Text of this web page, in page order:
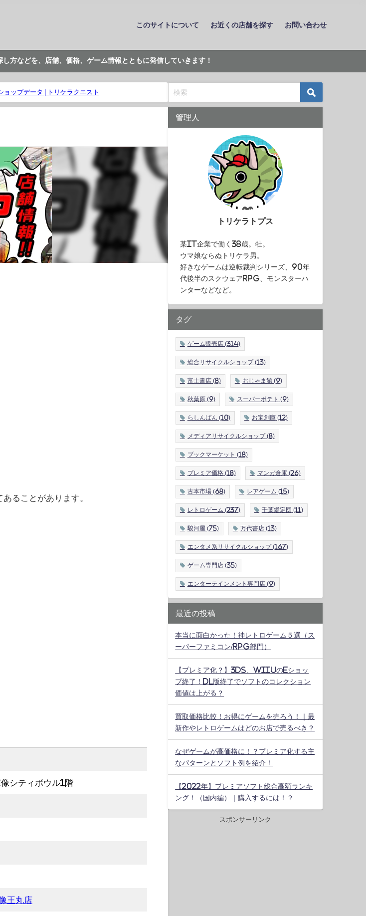
このサイトについて お近くの店舗を探す お問い合わせ
方などを、店舗、価格、ゲーム情報とともに発信していきます！
ョップデータ | トリケラクエスト
ることがあります。
シティボウル1階
王丸店
管理人
トリケラトプス
某IT企業で働く38歳。牡。
ウマ娘ならぬトリケラ男。
好きなゲームは逆転裁判シリーズ、90年
代後半のスクウェアRPG、モンスターハ
ンターなどなど。
タグ
ゲーム販売店 (314)
総合リサイクルショップ(13)
富士書店 (8) おじゃま館(9)
秋葉原 (9) スーパーポテト (9)
らしんばん (10) お宝創庫 (12)
メディアリサイクルショップ(8)
ブックマーケット (18)
プレミア価格(18) マンガ倉庫 (26)
古本市場(68) レアゲーム (15)
レトロゲーム (237) 千葉鑑定団 (11)
駿河屋 (75) 万代書店 (13)
エンタメ系リサイクルショップ(167)
ゲーム専門店 (35)
エンターテインメント専門店 (9)
最近の投稿
本当に面白かった！神レトロゲーム５選（ス
ーパーファミコン/RPG部門）
【プレミア化？】3DS、WiiUのeショッ
プ終了！DL版終了でソフトのコレクション
価値は上がる？
買取価格比較！お得にゲームを売ろう！｜最
新作やレトロゲームはどのお店で売るべき？
なぜゲームが高価格に！？プレミア化する主
なパターンとソフト例を紹介！
【2022年】プレミアソフト総合高額ランキ
ング！（国内編）｜購入するには！？
スポンサーリンク